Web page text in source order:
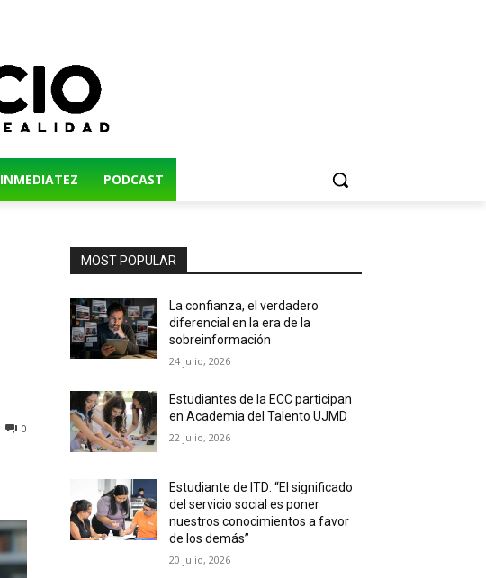
INMEDIATEZ PODCAST
0
MOST POPULAR
La confianza, el verdadero
diferencial en la era de la
sobreinformación
24 julio, 2026
Estudiantes de la ECC participan
en Academia del Talento UJMD
22 julio, 2026
Estudiante de ITD: “El significado
del servicio social es poner
nuestros conocimientos a favor
de los demás”
20 julio, 2026